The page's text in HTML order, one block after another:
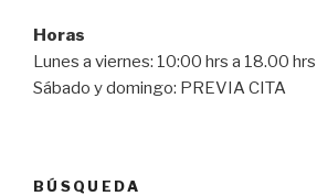
Horas
Lunes a viernes: 10:00 hrs a 18.00 hrs
Sábado y domingo: PREVIA CITA
BÚSQUEDA